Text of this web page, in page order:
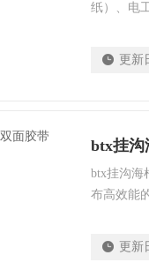
纸）、电
火电缆，
更新
btx挂沟
btx挂沟海
布高效能
用越来越
更新